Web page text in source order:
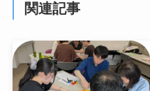
関連記事